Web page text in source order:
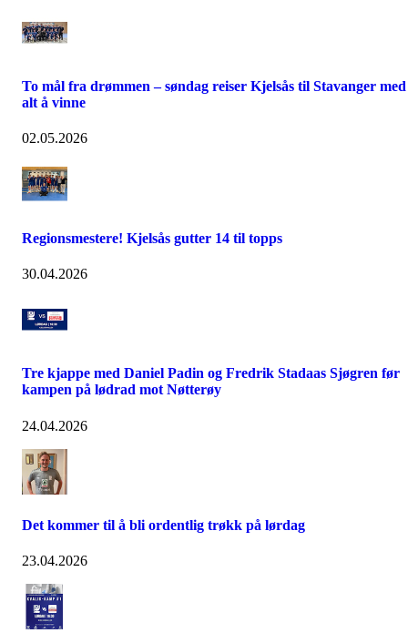
To mål fra drømmen – søndag reiser Kjelsås til Stavanger med
alt å vinne
02.05.2026
Regionsmestere! Kjelsås gutter 14 til topps
30.04.2026
Tre kjappe med Daniel Padin og Fredrik Stadaas Sjøgren før
kampen på lødrad mot Nøtterøy
24.04.2026
Det kommer til å bli ordentlig trøkk på lørdag
23.04.2026